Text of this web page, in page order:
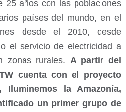
25 años con las poblaciones
países del mundo, en el
desde el 2010, desde
el servicio de electricidad a
zonas rurales.A partir del
cuenta con el proyecto
Iluminemos la Amazonía,
un primer grupo de